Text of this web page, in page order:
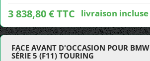
3 838,80 € TTC livraison incluse
FACE AVANT D'OCCASION POUR BMW
SÉRIE 5 (F11) TOURING